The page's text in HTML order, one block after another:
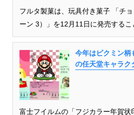
フルタ製菓は、玩具付き菓子 「チ
ーン 3）」を12月11日に発売する
今年はピクミン柄
の任天堂キャラク
富士フイルムの「フジカラー年賀